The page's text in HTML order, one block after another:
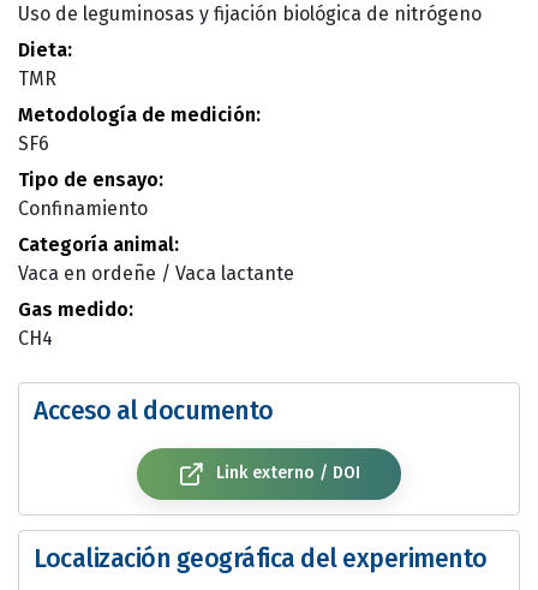
Uso de leguminosas y fijación biológica de nitrógeno
Dieta:
TMR
Metodología de medición:
SF6
Tipo de ensayo:
Confinamiento
Categoría animal:
Vaca en ordeñe / Vaca lactante
Gas medido:
CH4
Acceso al documento
Link externo / DOI
Localización geográfica del experimento